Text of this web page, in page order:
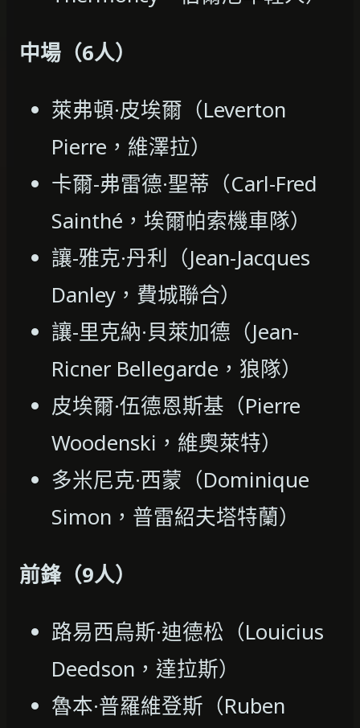
中場（6人）
萊弗頓·皮埃爾（Leverton
Pierre，維澤拉）
卡爾-弗雷德·聖蒂（Carl-Fred
Sainthé，埃爾帕索機車隊）
讓-雅克·丹利（Jean-Jacques
Danley，費城聯合）
讓-里克納·貝萊加德（Jean-
Ricner Bellegarde，狼隊）
皮埃爾·伍德恩斯基（Pierre
Woodenski，維奧萊特）
多米尼克·西蒙（Dominique
Simon，普雷紹夫塔特蘭）
前鋒（9人）
路易西烏斯·迪德松（Louicius
Deedson，達拉斯）
魯本·普羅維登斯（Ruben